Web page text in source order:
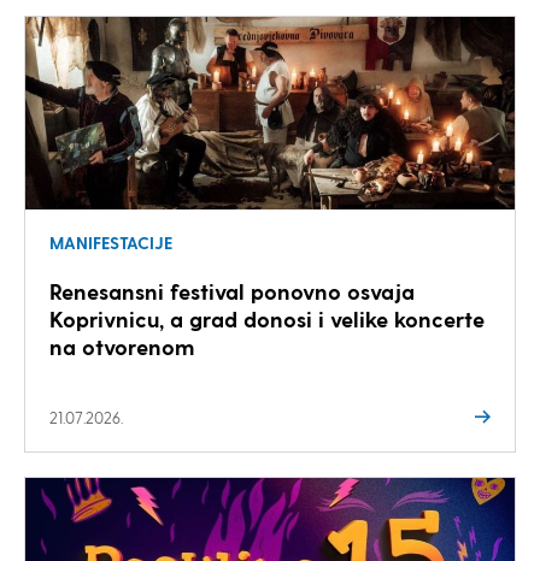
MANIFESTACIJE
Renesansni festival ponovno osvaja
Koprivnicu, a grad donosi i velike koncerte
na otvorenom
21.07.2026.